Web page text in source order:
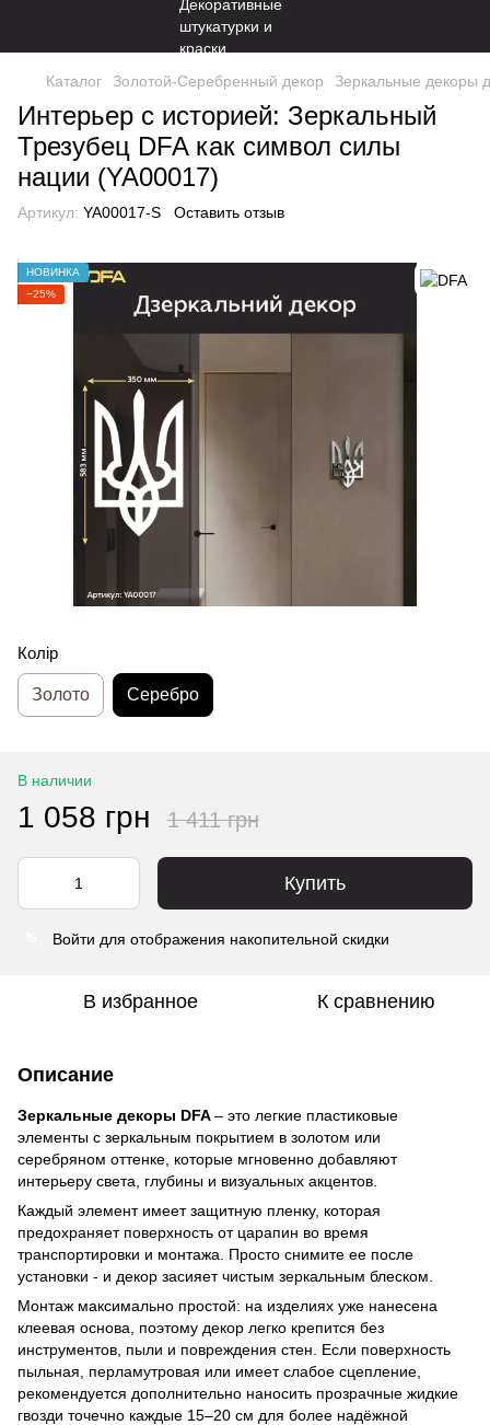
Каталог Золотой-Серебренный декор Зеркальные декоры
Интерьер с историей: Зеркальный
Трезубец DFA как символ силы
нации (YA00017)
Артикул: YA00017-S Оставить отзыв
НОВИНКА
−25%
Колір
Золото Серебро
В наличии
1 058 грн 1 411 грн
Купить
Войти для отображения накопительной скидки
В избранное К сравнению
Описание
Зеркальные декоры DFA– это легкие пластиковые
элементы с зеркальным покрытием в золотом или
серебряном оттенке, которые мгновенно добавляют
интерьеру света, глубины и визуальных акцентов.
Каждый элемент имеет защитную пленку, которая
предохраняет поверхность от царапин во время
транспортировки и монтажа. Просто снимите ее после
установки - и декор засияет чистым зеркальным блеском.
Монтаж максимально простой: на изделиях уже нанесена
клеевая основа, поэтому декор легко крепится без
инструментов, пыли и повреждения стен. Если поверхность
пыльная, перламутровая или имеет слабое сцепление,
рекомендуется дополнительно наносить прозрачные жидкие
гвозди точечно каждые 15–20 см для более надёжной